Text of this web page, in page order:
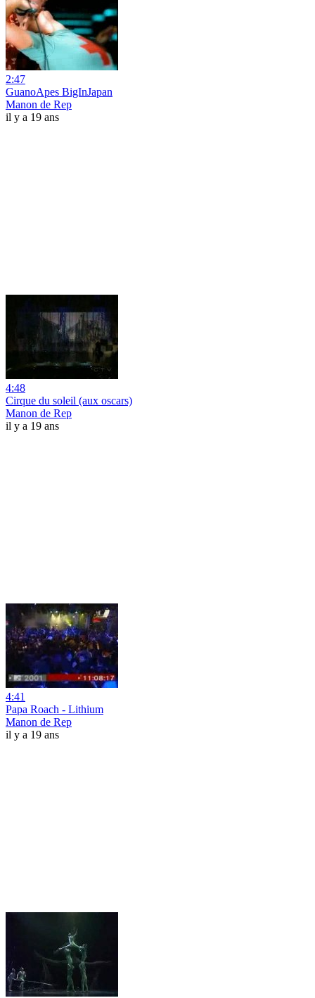
2:47
GuanoApes BigInJapan
Manon de Rep
il y a 19 ans
4:48
Cirque du soleil (aux oscars)
Manon de Rep
il y a 19 ans
4:41
Papa Roach - Lithium
Manon de Rep
il y a 19 ans